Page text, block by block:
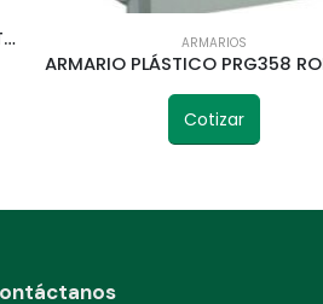
ARMARIO PLÁSTICO PRG359/1 PUERTA TRANSP. ROKER 277X200X172MM ARMARIOS
Cotizar